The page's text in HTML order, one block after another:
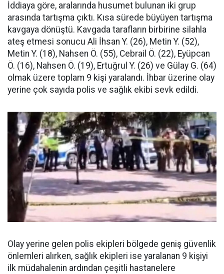
İddiaya göre, aralarında husumet bulunan iki grup
arasında tartışma çıktı. Kısa sürede büyüyen tartışma
kavgaya dönüştü. Kavgada tarafların birbirine silahla
ateş etmesi sonucu Ali İhsan Y. (26), Metin Y. (52),
Metin Y. (18), Nahsen Ö. (55), Cebrail Ö. (22), Eyüpcan
Ö. (16), Nahsen Ö. (19), Ertuğrul Y. (26) ve Gülay G. (64)
olmak üzere toplam 9 kişi yaralandı. İhbar üzerine olay
yerine çok sayıda polis ve sağlık ekibi sevk edildi.
Olay yerine gelen polis ekipleri bölgede geniş güvenlik
önlemleri alırken, sağlık ekipleri ise yaralanan 9 kişiyi
ilk müdahalenin ardından çeşitli hastanelere